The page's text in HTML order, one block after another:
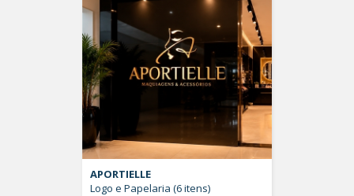
APORTIELLE
Logo e Papelaria (6 itens)